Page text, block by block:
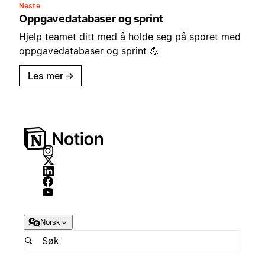
Neste
Oppgavedatabaser og sprint
Hjelp teamet ditt med å holde seg på sporet med
oppgavedatabaser og sprint 💪
Les mer →
Norsk